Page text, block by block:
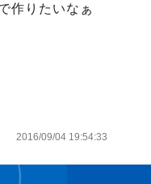
作りたいなぁ
2016/09/04 19:54:33